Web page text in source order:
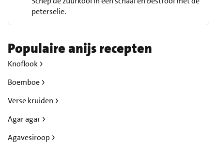
peterselie.
Populaire anijs recepten
Knoflook
Boemboe
Verse kruiden
Agar agar
Agavesiroop